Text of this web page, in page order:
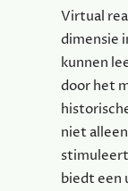
Virtual
dimensie
kunnen
door het
niet
biedt een